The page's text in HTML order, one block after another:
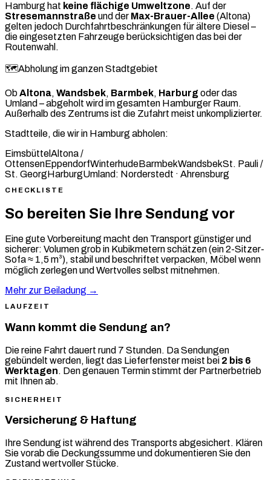
Hamburg hat keine flächige Umweltzone. Auf der
Stresemannstraße und der Max-Brauer-Allee (Altona)
gelten jedoch Durchfahrtbeschränkungen für ältere Diesel –
die eingesetzten Fahrzeuge berücksichtigen das bei der
Routenwahl.
🗺️Abholung im ganzen Stadtgebiet
ObAltona, Wandsbek, Barmbek, Harburgoder das
Umland – abgeholt wird im gesamten Hamburger Raum.
Außerhalb des Zentrums ist die Zufahrt meist unkomplizierter.
Stadtteile, die wir in Hamburg abholen:
EimsbüttelAltona /
OttensenEppendorfWinterhudeBarmbekWandsbekSt. Pauli /
St. GeorgHarburgUmland: Norderstedt · Ahrensburg
CHECKLISTE
So bereiten Sie Ihre Sendung vor
Eine gute Vorbereitung macht den Transport günstiger und
sicherer: Volumen grob in Kubikmetern schätzen (ein 2-Sitzer-
Sofa ≈ 1,5 m³), stabil und beschriftet verpacken, Möbel wenn
möglich zerlegen und Wertvolles selbst mitnehmen.
Mehr zur Beiladung →
LAUFZEIT
Wann kommt die Sendung an?
Die reine Fahrt dauert rund 7 Stunden. Da Sendungen
gebündelt werden, liegt das Lieferfenster meist bei 2 bis 6
Werktagen. Den genauen Termin stimmt der Partnerbetrieb
mit Ihnen ab.
SICHERHEIT
Versicherung & Haftung
Ihre Sendung ist während des Transports abgesichert. Klären
Sie vorab die Deckungssumme und dokumentieren Sie den
Zustand wertvoller Stücke.